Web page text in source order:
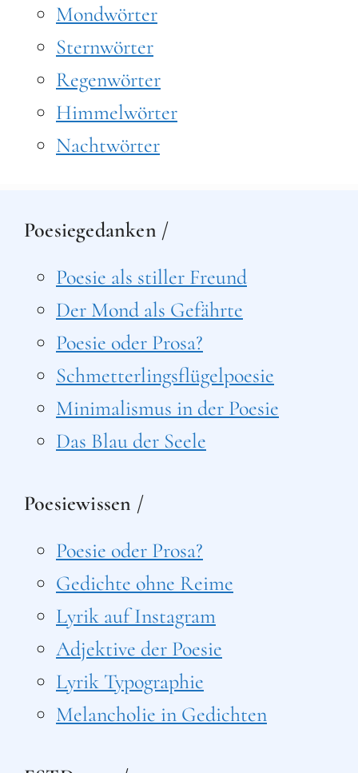
Mondwörter
Sternwörter
Regenwörter
Himmelwörter
Nachtwörter
Poesiegedanken /
Poesie als stiller Freund
Der Mond als Gefährte
Poesie oder Prosa?
Schmetterlingsflügelpoesie
Minimalismus in der Poesie
Das Blau der Seele
Poesiewissen /
Poesie oder Prosa?
Gedichte ohne Reime
Lyrik auf Instagram
Adjektive der Poesie
Lyrik Typographie
Melancholie in Gedichten